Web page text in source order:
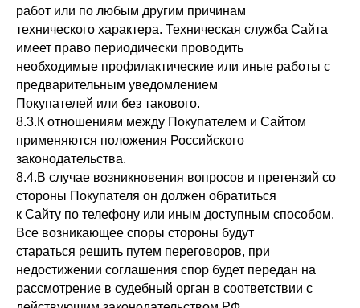
работ или по любым другим причинам
технического характера. Техническая служба Сайта
имеет право периодически проводить
необходимые профилактические или иные работы с
предварительным уведомлением
Покупателей или без такового.
8.3.К отношениям между Покупателем и Сайтом
применяются положения Российского
законодательства.
8.4.В случае возникновения вопросов и претензий со
стороны Покупателя он должен обратиться
к Сайту по телефону или иным доступным способом.
Все возникающее споры стороны будут
стараться решить путем переговоров, при
недостижении соглашения спор будет передан на
рассмотрение в судебный орган в соответствии с